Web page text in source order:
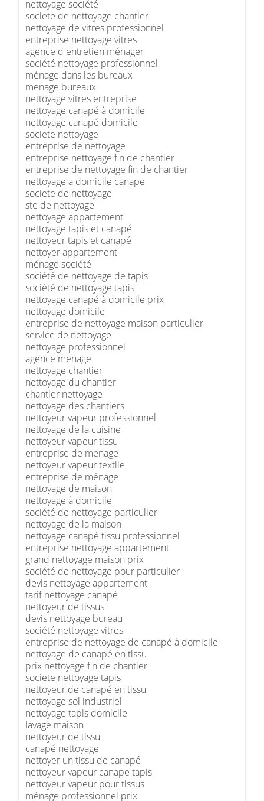
nettoyage société
societe de nettoyage chantier
nettoyage de vitres professionnel
entreprise nettoyage vitres
agence d entretien ménager
société nettoyage professionnel
ménage dans les bureaux
menage bureaux
nettoyage vitres entreprise
nettoyage canapé à domicile
nettoyage canapé domicile
societe nettoyage
entreprise de nettoyage
entreprise nettoyage fin de chantier
entreprise de nettoyage fin de chantier
nettoyage a domicile canape
societe de nettoyage
ste de nettoyage
nettoyage appartement
nettoyage tapis et canapé
nettoyeur tapis et canapé
nettoyer appartement
ménage société
société de nettoyage de tapis
société de nettoyage tapis
nettoyage canapé à domicile prix
nettoyage domicile
entreprise de nettoyage maison particulier
service de nettoyage
nettoyage professionnel
agence menage
nettoyage chantier
nettoyage du chantier
chantier nettoyage
nettoyage des chantiers
nettoyeur vapeur professionnel
nettoyage de la cuisine
nettoyeur vapeur tissu
entreprise de menage
nettoyeur vapeur textile
entreprise de ménage
nettoyage de maison
nettoyage à domicile
société de nettoyage particulier
nettoyage de la maison
nettoyage canapé tissu professionnel
entreprise nettoyage appartement
grand nettoyage maison prix
société de nettoyage pour particulier
devis nettoyage appartement
tarif nettoyage canapé
nettoyeur de tissus
devis nettoyage bureau
société nettoyage vitres
entreprise de nettoyage de canapé à domicile
nettoyage de canapé en tissu
prix nettoyage fin de chantier
societe nettoyage tapis
nettoyeur de canapé en tissu
nettoyage sol industriel
nettoyage tapis domicile
lavage maison
nettoyeur de tissu
canapé nettoyage
nettoyer un tissu de canapé
nettoyeur vapeur canape tapis
nettoyeur vapeur pour tissus
ménage professionnel prix